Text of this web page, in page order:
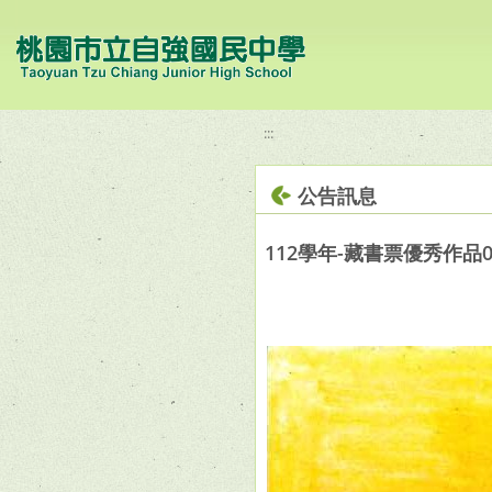
:::
公告訊息
112學年-藏書票優秀作品